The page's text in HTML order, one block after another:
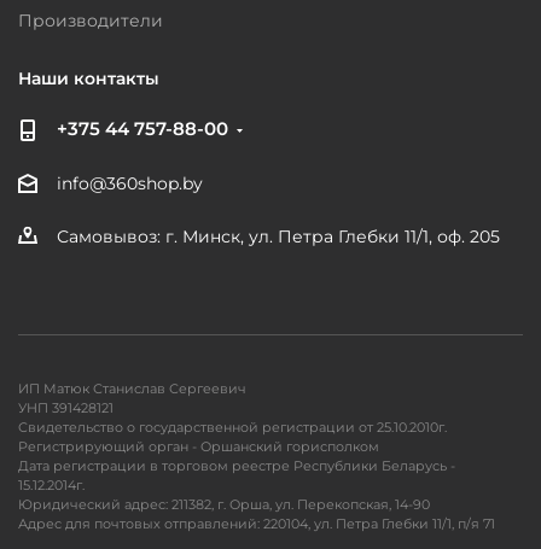
Производители
Наши контакты
+375 44 757-88-00
info@360shop.by
Самовывоз: г. Минск, ул. Петра Глебки 11/1, оф. 205
ИП Матюк Станислав Сергеевич
УНП 391428121
Свидетельство о государственной регистрации от 25.10.2010г.
Регистрирующий орган - Оршанский горисполком
Дата регистрации в торговом реестре Республики Беларусь -
15.12.2014г.
Юридический адрес: 211382, г. Орша, ул. Перекопская, 14-90
Адрес для почтовых отправлений: 220104, ул. Петра Глебки 11/1, п/я 71